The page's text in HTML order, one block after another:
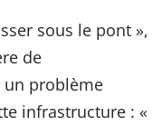
sous le pont »,
de
un problème
infrastructure : «